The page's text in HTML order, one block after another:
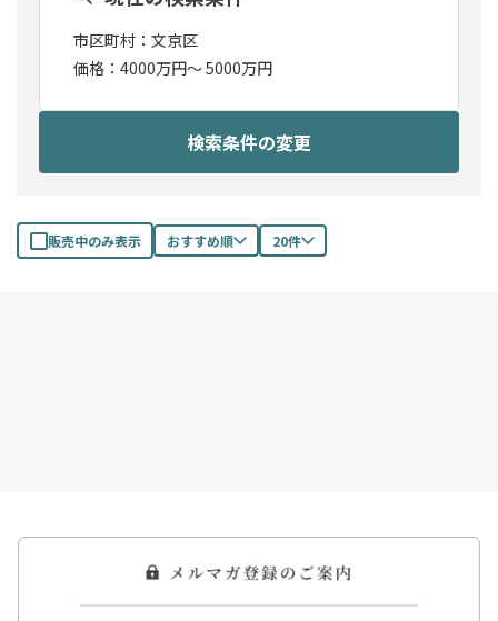
市区町村： 文京区
価格： 4000万円〜5000万円
検索条件の変更
販売中のみ表示 おすすめ順 20件